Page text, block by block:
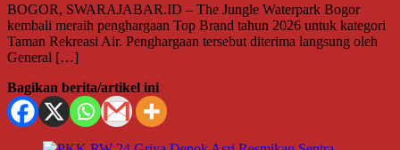
BOGOR, SWARAJABAR.ID – The Jungle Waterpark Bogor
kembali meraih penghargaan Top Brand tahun 2026 untuk kategori
Taman Rekreasi Air. Penghargaan tersebut diterima langsung oleh
General […]
Bagikan berita/artikel ini